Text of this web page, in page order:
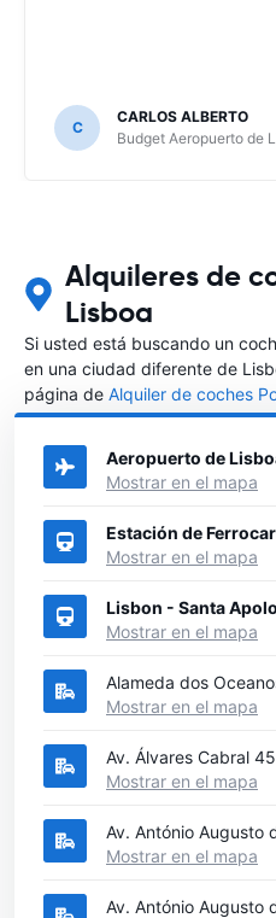
C
CARLOS ALBERTO
Budget Aeropuerto de
Alquileres de
Lisboa
Si usted está buscando un
en una ciudad diferente de
página de Alquiler de coches
elegir en qué ciudad de
Aeropuerto de
Mostrar en el mapa
Estación de
Mostrar en el mapa
Lisbon - Santa
Mostrar en el mapa
Alameda dos
Mostrar en el mapa
Av. Álvares Cabral 45
Mostrar en el mapa
Av. António Augusto
Mostrar en el mapa
Av. António Augusto